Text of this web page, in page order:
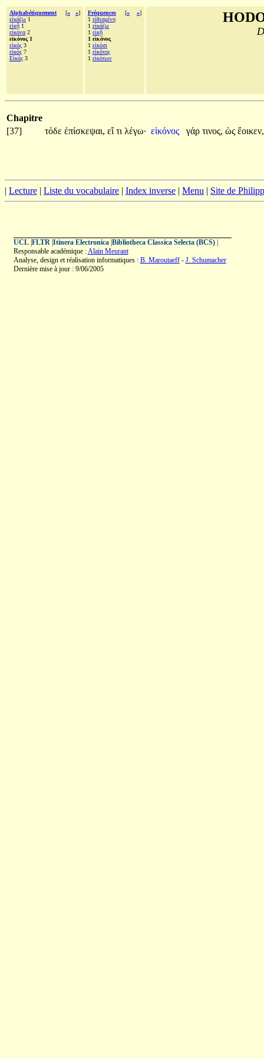
Alphabétiquement [« »]
εἰκάζω 1
εἰκῇ 1
εἰκόνα 2
εἰκόνος 1
εἰκός 3
εἰκὸς 7
Εἰκός 3
Fréquences [« »]
1 εἰθισμένη
1 εἰκάζω
1 εἰκῇ
1 εἰκόνος
1 εἰκόσι
1 εἰκότος
1 εἰκότων
Chapitre
[37]
τόδε ἐπίσκεψαι, εἴτι λέγω· εἰκόνος γάρ τινος, ὡς ἔοικεν,
| Lecture | Liste du vocabulaire | Index inverse | Menu | Site de
UCL| FLTR| Itinera Electronica| Bibliotheca Classica Selecta (BCS)|
Responsable académique :Alain Meurant
Analyse, design et réalisation informatiques : B. Maroutaeff- J. Schumacher
Dernière mise à jour : 9/06/2005